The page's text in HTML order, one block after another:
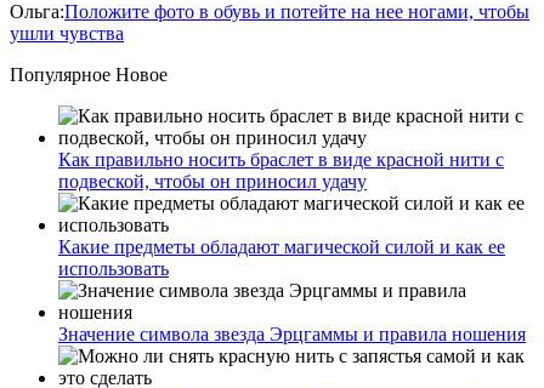
Ольга:Положите фото в обувь и потейте на нее ногами, чтобы
ушли чувства
Популярное Новое
Как правильно носить браслет в виде красной нити с
подвеской, чтобы он приносил удачу
Какие предметы обладают магической силой и как ее
использовать
Значение символа звезда Эрцгаммы и правила ношения